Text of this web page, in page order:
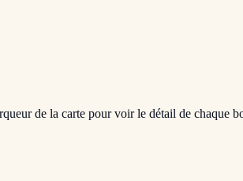
de la carte pour voir le détail de chaque